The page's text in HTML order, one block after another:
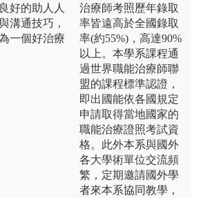
好的助人人
溝通技巧，
一個好治療
治療師考照歷年錄取
率皆遠高於全國錄取
率(約55%)，高達90%
以上。本學系課程通
過世界職能治療師聯
盟的課程標準認證，
即出國能依各國規定
申請取得當地國家的
職能治療證照考試資
格。此外本系與國外
各大學術單位交流頻
繁，定期邀請國外學
者來本系協同教學，